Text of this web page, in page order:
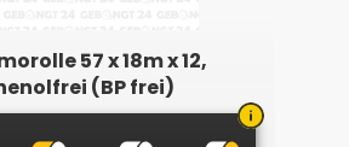
57 x 18m x 12,
(BP frei)